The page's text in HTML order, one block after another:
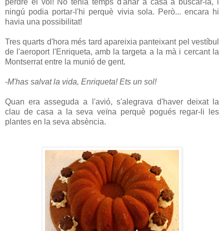
ningú podia portar-l'hi perquè vivia sola. Però... encara hi
havia una possibilitat!
Tres quarts d'hora més tard apareixia panteixant pel vestíbul
de l'aeroport l'Enriqueta, amb la targeta a la mà i cercant la
Montserrat entre la munió de gent.
-M'has salvat la vida, Enriqueta! Ets un sol!
Quan era asseguda a l'avió, s'alegrava d'haver deixat la
clau de casa a la seva veïna perquè pogués regar-li les
plantes en la seva absència.